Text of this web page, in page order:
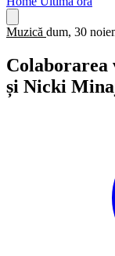
Muzică dum, 30
Colaborarea
și Nicki